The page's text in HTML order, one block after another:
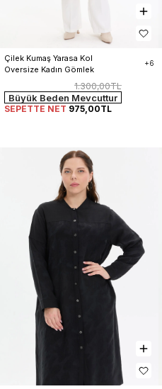
Çilek Kumaş Yarasa Kol
Oversize Kadın Gömlek
+6
1.300,00TL
Büyük Beden Mevcuttur
SEPETTE NET 975,00TL